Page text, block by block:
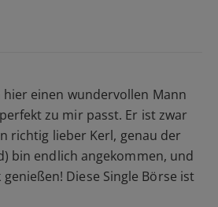
einen wundervollen Mann
zu mir passt. Er ist zwar
richtig lieber Kerl, genau der
bin endlich angekommen, und
Diese Single Börse ist